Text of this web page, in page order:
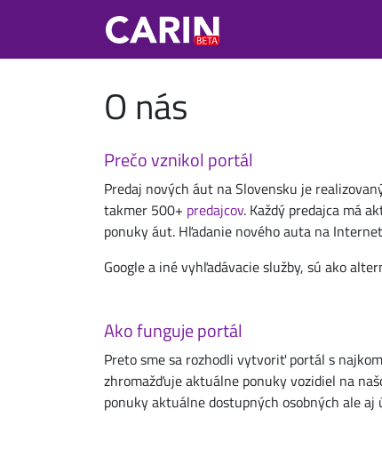
O nás
Prečo vznikol portál
Predaj nových áut na Slovensku je
takmer 500+ predajcov. Každý predajca má
ponuky áut. Hľadanie nového auta na
Google a iné vyhľadávacie služby, sú ako
Ako funguje portál
Preto sme sa rozhodli vytvoriť portál s
zhromažďuje aktuálne ponuky vozidiel na
ponuky aktuálne dostupných osobných ale